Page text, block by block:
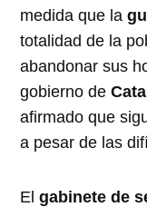
medida que la
totalidad de la
abandonar sus
gobierno de
afirmado que
a pesar de las
Elgabinete de